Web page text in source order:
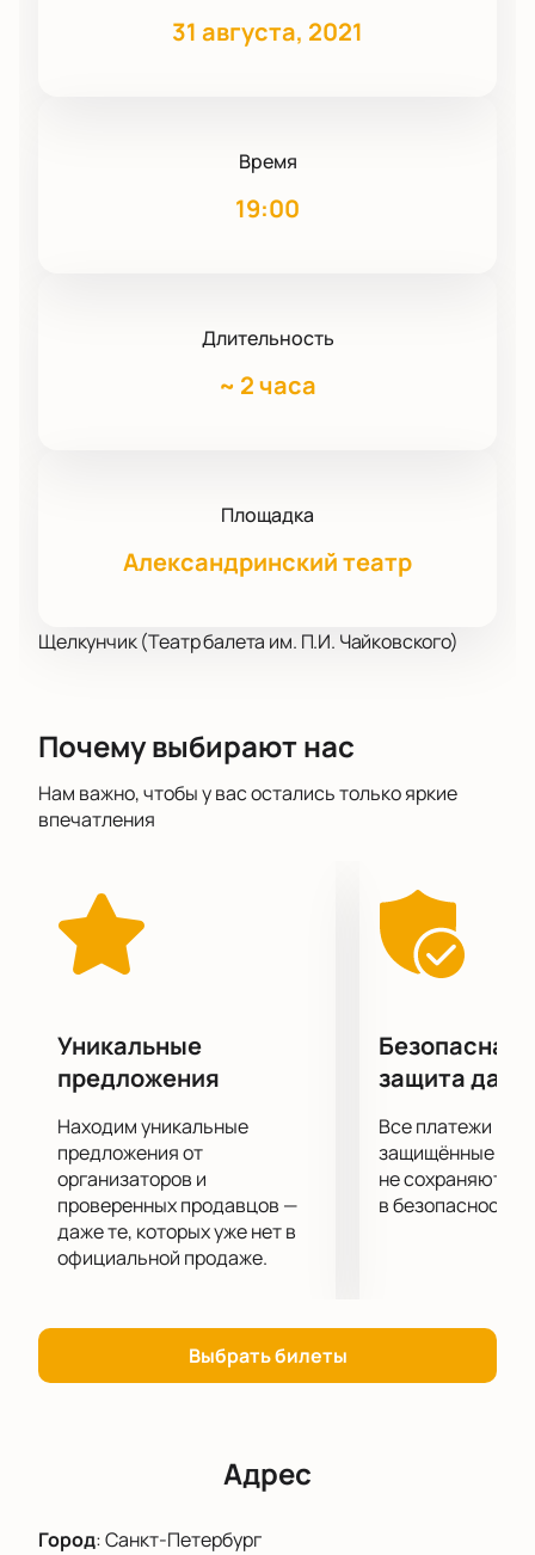
31 августа, 2021
Время
19:00
Длительность
~ 2 часа
Площадка
Александринский театр
Щелкунчик (Театр балета им. П.И. Чайковского)
Почему выбирают нас
Нам важно, чтобы у вас остались только яркие
впечатления
Уникальные
предложения
Находим уникальные
предложения от
организаторов и
проверенных продавцов —
даже те, которых уже нет в
официальной продаже.
Безопасная
защита
Все платежи
защищённые
не сохраняются
в безопасности.
Выбрать билеты
Адрес
Город:Санкт-Петербург